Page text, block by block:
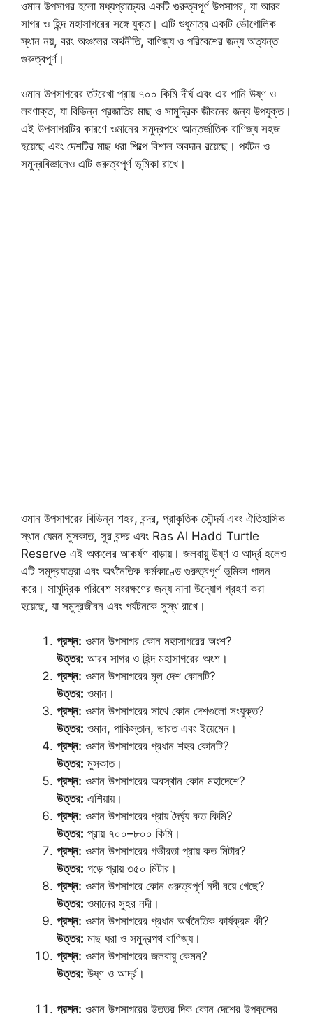
ওমান উপসাগর হলো মধ্যপ্রাচ্যের একটি গুরুত্বপূর্ণ উপসাগর, যা আরব
সাগর ও হিন্দ মহাসাগরের সঙ্গে যুক্ত। এটি শুধুমাত্র একটি ভৌগোলিক
স্থান নয়, বরং অঞ্চলের অর্থনীতি, বাণিজ্য ও পরিবেশের জন্য অত্যন্ত
গুরুত্বপূর্ণ।
ওমান উপসাগরের তটরেখা প্রায় ৭০০ কিমি দীর্ঘ এবং এর পানি উষ্ণ ও
লবণাক্ত, যা বিভিন্ন প্রজাতির মাছ ও সামুদ্রিক জীবনের জন্য উপযুক্ত।
এই উপসাগরটির কারণে ওমানের সমুদ্রপথে আন্তর্জাতিক বাণিজ্য সহজ
হয়েছে এবং দেশটির মাছ ধরা শিল্পে বিশাল অবদান রয়েছে। পর্যটন ও
সমুদ্রবিজ্ঞানেও এটি গুরুত্বপূর্ণ ভূমিকা রাখে।
ওমান উপসাগরের বিভিন্ন শহর, বন্দর, প্রাকৃতিক সৌন্দর্য এবং ঐতিহাসিক
স্থান যেমন মুসকাত, সুর বন্দর এবং Ras Al Hadd Turtle
Reserve এই অঞ্চলের আকর্ষণ বাড়ায়। জলবায়ু উষ্ণ ও আর্দ্র হলেও
এটি সমুদ্রযাত্রা এবং অর্থনৈতিক কর্মকাণ্ডে গুরুত্বপূর্ণ ভূমিকা পালন
করে। সামুদ্রিক পরিবেশ সংরক্ষণের জন্য নানা উদ্যোগ গ্রহণ করা
হয়েছে, যা সমুদ্রজীবন এবং পর্যটনকে সুস্থ রাখে।
প্রশ্ন: ওমান উপসাগর কোন মহাসাগরের অংশ?
উত্তর: আরব সাগর ও হিন্দ মহাসাগরের অংশ।
প্রশ্ন: ওমান উপসাগরের মূল দেশ কোনটি?
উত্তর: ওমান।
প্রশ্ন: ওমান উপসাগরের সাথে কোন দেশগুলো সংযুক্ত?
উত্তর: ওমান, পাকিস্তান, ভারত এবং ইয়েমেন।
প্রশ্ন: ওমান উপসাগরের প্রধান শহর কোনটি?
উত্তর: মুসকাত।
প্রশ্ন: ওমান উপসাগরের অবস্থান কোন মহাদেশে?
উত্তর: এশিয়ায়।
প্রশ্ন: ওমান উপসাগরের প্রায় দৈর্ঘ্য কত কিমি?
উত্তর: প্রায় ৭০০–৮০০ কিমি।
প্রশ্ন: ওমান উপসাগরের গভীরতা প্রায় কত মিটার?
উত্তর: গড়ে প্রায় ৩৫০ মিটার।
প্রশ্ন: ওমান উপসাগরে কোন গুরুত্বপূর্ণ নদী বয়ে গেছে?
উত্তর: ওমানের সুহর নদী।
প্রশ্ন: ওমান উপসাগরের প্রধান অর্থনৈতিক কার্যক্রম কী?
উত্তর: মাছ ধরা ও সমুদ্রপথ বাণিজ্য।
প্রশ্ন: ওমান উপসাগরের জলবায়ু কেমন?
উত্তর: উষ্ণ ও আর্দ্র।
প্রশ্ন: ওমান উপসাগরের উত্তর দিক কোন দেশের উপকূলের